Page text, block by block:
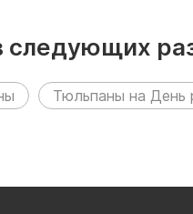
следующих
Тюльпаны на День